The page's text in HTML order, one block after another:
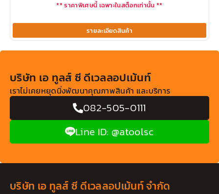
** ราคาพิเศษนี้ เฉพาะในสต็อกเท่านั้น **
รายละเอียดสินค้า
บริษัท เอ ทูลส์ ซี ดีเวลลอปเม้นท์
เราไม่เคยหยุดนิ่งพัฒนาคุณภาพสินค้า และบริการ
082-505-0111
Line ID: @atoolsc
บริษัท เอ ทูลส์ ซี ดีเวลลอปเม้นท์ จำกัด